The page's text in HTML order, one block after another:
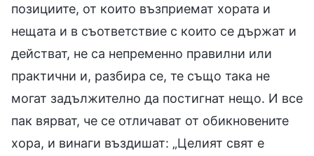
позициите, от които възприемат хората и
нещата и в съответствие с които се държат и
действат, не са непременно правилни или
практични и, разбира се, те също така не
могат задължително да постигнат нещо. И все
пак вярват, че се отличават от обикновените
хора, и винаги въздишат: „Целият свят е